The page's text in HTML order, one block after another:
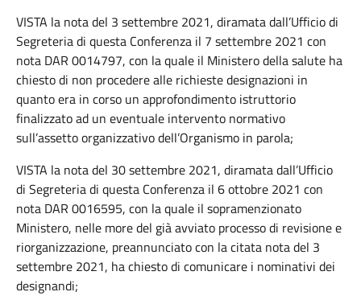
VISTA la nota del 3 settembre 2021, diramata dall’Ufficio di
Segreteria di questa Conferenza il 7 settembre 2021 con
nota DAR 0014797, con la quale il Ministero della salute ha
chiesto di non procedere alle richieste designazioni in
quanto era in corso un approfondimento istruttorio
finalizzato ad un eventuale intervento normativo
sull’assetto organizzativo dell’Organismo in parola;
VISTA la nota del 30 settembre 2021, diramata dall’Ufficio
di Segreteria di questa Conferenza il 6 ottobre 2021 con
nota DAR 0016595, con la quale il sopramenzionato
Ministero, nelle more del già avviato processo di revisione e
riorganizzazione, preannunciato con la citata nota del 3
settembre 2021, ha chiesto di comunicare i nominativi dei
designandi;